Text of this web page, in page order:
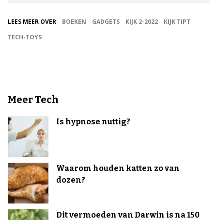
LEES MEER OVER BOEKEN GADGETS KIJK 2-2022
KIJK TIPT
TECH-TOYS
Meer Tech
Is hypnose nuttig?
Waarom houden katten zo van
dozen?
Dit vermoeden van Darwin is na 150